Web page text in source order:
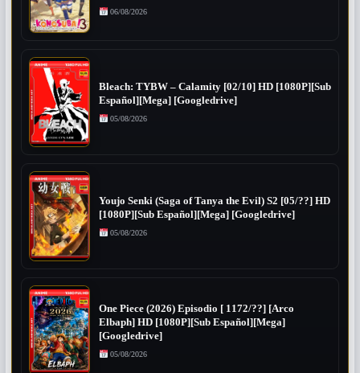
06/08/2026
Bleach: TYBW – Calamity [02/10] HD [1080P][Sub
Español][Mega] [Googledrive]
05/08/2026
Youjo Senki (Saga of Tanya the Evil) S2 [05/??] HD
[1080P][Sub Español][Mega] [Googledrive]
05/08/2026
One Piece (2026) Episodio [ 1172/??] [Arco
Elbaph] HD [1080P][Sub Español][Mega]
[Googledrive]
05/08/2026